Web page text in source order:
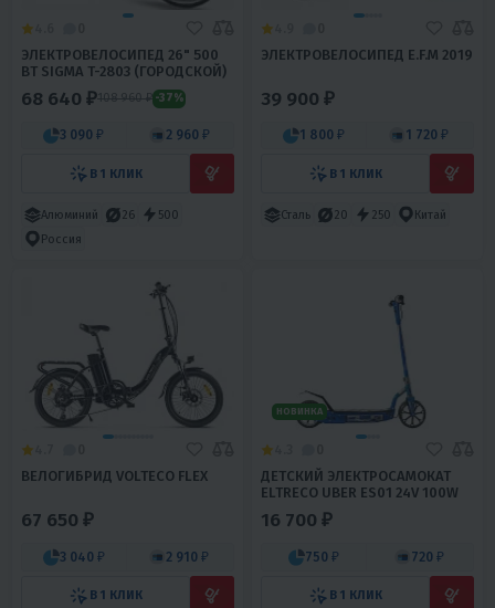
ЭЛЕКТРОВЕЛОСИПЕД 26" 500
ВТ SIGMA T-2803 (ГОРОДСКОЙ)
68 640 ₽108 960 ₽ -37%
3 090 ₽ 2 960 ₽
В 1 КЛИК
Алюминий 26
500
Россия
ЭЛЕКТРОВЕЛОСИПЕД E.F.M 2019
39 900 ₽
1 800 ₽ 1 720 ₽
В 1 КЛИК
Сталь 20 250 Китай
ВЕЛОГИБРИД VOLTECO FLEX
67 650 ₽
3 040 ₽ 2 910 ₽
В 1 КЛИК
НОВИНКА
ДЕТСКИЙ ЭЛЕКТРОСАМОКАТ
ELTRECO UBER ES01 24V 100W
16 700 ₽
750 ₽ 720 ₽
В 1 КЛИК